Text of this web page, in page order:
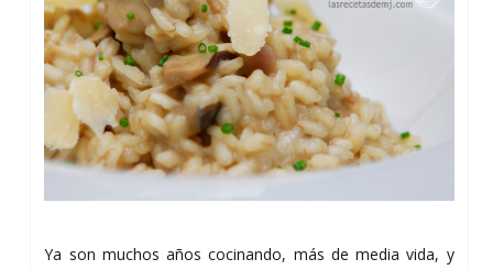
Ya son muchos años cocinando, más de media vida, y